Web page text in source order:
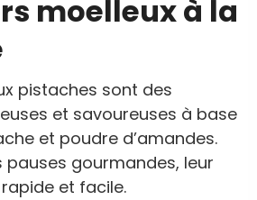
moelleux à la
pistaches sont des
et savoureuses à base
et poudre d’amandes.
pauses gourmandes, leur
et facile.